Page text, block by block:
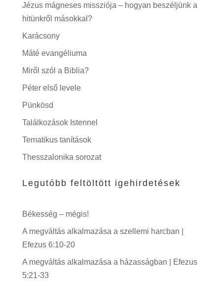
Jézus mágneses missziója – hogyan beszéljünk a
hitünkről másokkal?
Karácsony
Máté evangéliuma
Miről szól a Biblia?
Péter első levele
Pünkösd
Találkozások Istennel
Tematikus tanítások
Thesszalonika sorozat
Legutóbb feltöltött igehirdetések
Békesség – mégis!
A megváltás alkalmazása a szellemi harcban |
Efezus 6:10-20
A megváltás alkalmazása a házasságban | Efezus
5:21-33